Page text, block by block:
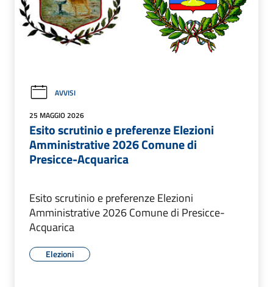
AVVISI
25 MAGGIO 2026
Esito scrutinio e preferenze Elezioni
Amministrative 2026 Comune di
Presicce-Acquarica
Esito scrutinio e preferenze Elezioni
Amministrative 2026 Comune di Presicce-
Acquarica
Elezioni